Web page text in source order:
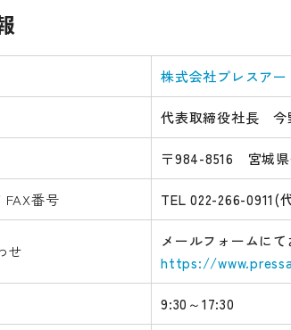
株式会社プレスアー
代表取締役社長 今
〒984-8516 宮城県
番号 TEL 022-266-0911(
せ
メールフォームにて
https://
9:30～17:30